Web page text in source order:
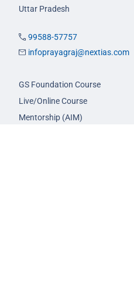
Uttar Pradesh
99588-57757
infoprayagraj@nextias.com
GS Foundation Course
Live/Online Course
Mentorship (AIM)